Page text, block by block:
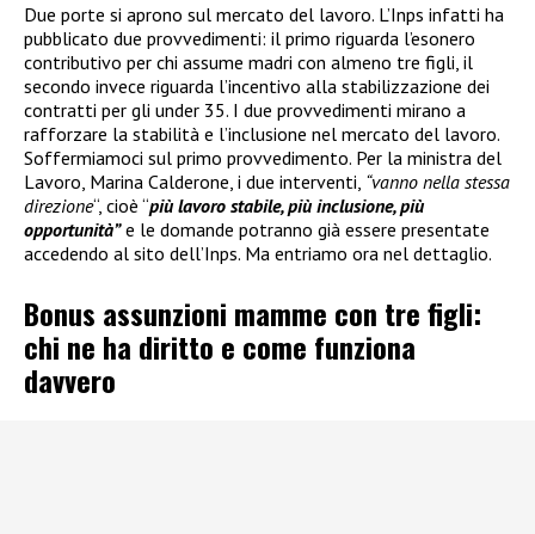
Due porte si aprono sul mercato del lavoro. L’Inps infatti ha
pubblicato due provvedimenti: il primo riguarda l’esonero
contributivo per chi assume madri con almeno tre figli, il
secondo invece riguarda l’incentivo alla stabilizzazione dei
contratti per gli under 35. I due provvedimenti mirano a
rafforzare la stabilità e l’inclusione nel mercato del lavoro.
Soffermiamoci sul primo provvedimento. Per la ministra del
Lavoro, Marina Calderone, i due interventi, “vanno nella stessa
direzione“, cioè “più lavoro stabile, più inclusione, più
opportunità”e le domande potranno già essere presentate
accedendo al sito dell’Inps. Ma entriamo ora nel dettaglio.
Bonus assunzioni mamme con tre figli:
chi ne ha diritto e come funziona
davvero